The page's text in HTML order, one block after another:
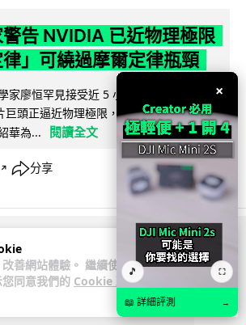
善網站體驗。 繼續使用
同意我們的 Cookie 政
告 NVIDIA 已近物理極限
」可繞過摩爾定律瓶頸
家廖恒罕見接受近 5 小時專訪，警告
巨頭正逼近物理極限，傳統製程升級已失經
華為...
閱讀全文
↗ 分享
×
🎵 ⛶
📖 詳細評測 →